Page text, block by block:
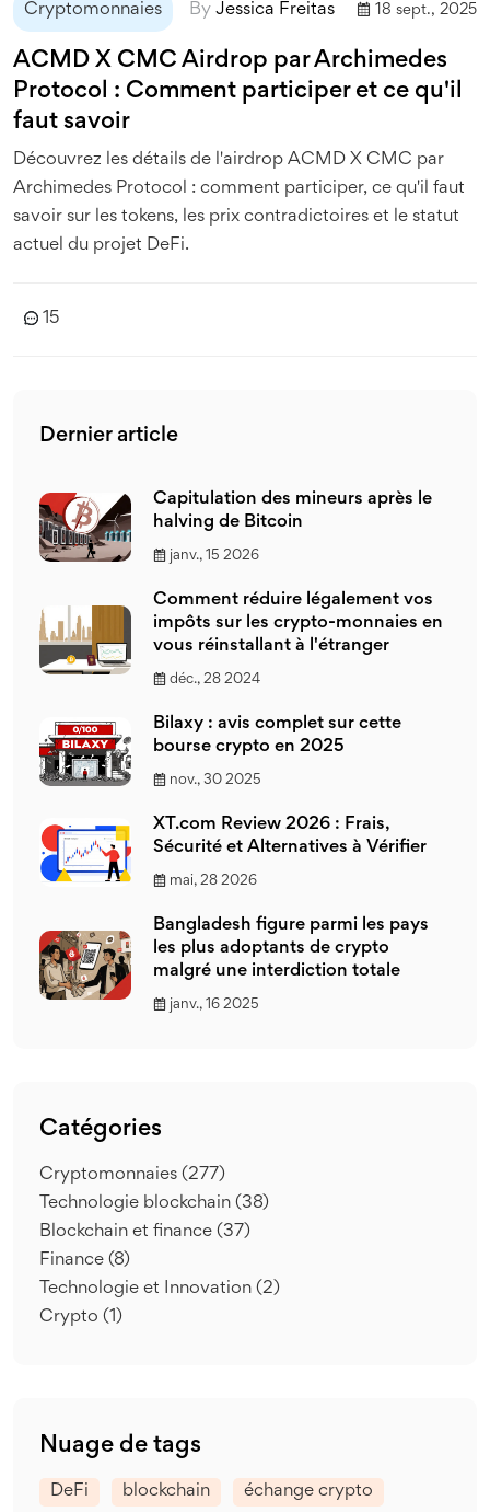
Cryptomonnaies By Jessica Freitas 18 sept., 2025
ACMD X CMC Airdrop par Archimedes
Protocol : Comment participer et ce qu'il
faut savoir
Découvrez les détails de l'airdrop ACMD X CMC par
Archimedes Protocol : comment participer, ce qu'il faut
savoir sur les tokens, les prix contradictoires et le statut
actuel du projet DeFi.
15
Dernier article
Capitulation des mineurs après le
halving de Bitcoin
janv., 15 2026
Comment réduire légalement vos
impôts sur les crypto-monnaies en
vous réinstallant à l'étranger
déc., 28 2024
Bilaxy : avis complet sur cette
bourse crypto en 2025
nov., 30 2025
XT.com Review 2026 : Frais,
Sécurité et Alternatives à Vérifier
mai, 28 2026
Bangladesh figure parmi les pays
les plus adoptants de crypto
malgré une interdiction totale
janv., 16 2025
Catégories
Cryptomonnaies (277)
Technologie blockchain (38)
Blockchain et finance (37)
Finance (8)
Technologie et Innovation (2)
Crypto (1)
Nuage de tags
DeFi blockchain échange crypto